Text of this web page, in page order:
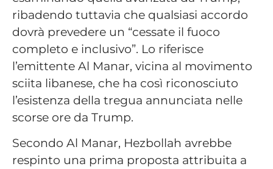
ribadendo tuttavia che qualsiasi accordo
dovrà prevedere un “cessate il fuoco
completo e inclusivo”. Lo riferisce
l’emittente Al Manar, vicina al movimento
sciita libanese, che ha così riconosciuto
l’esistenza della tregua annunciata nelle
scorse ore da Trump.
Secondo Al Manar, Hezbollah avrebbe
respinto una prima proposta attribuita a